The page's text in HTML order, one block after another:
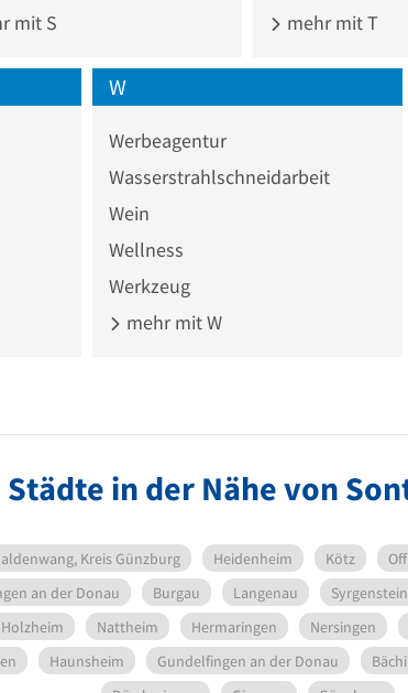
mit S
mehr mit T
W
Werbeagentur
Wasserstrahlschneidarbeit
Wein
Wellness
Werkzeug
mehr mit W
Städte in der Nähe von
Kreis Günzburg Heidenheim Kötz
an der Donau Burgau Langenau Syrgenstein
Holzheim Nattheim Hermaringen Nersingen
Haunsheim Gundelfingen an der Donau